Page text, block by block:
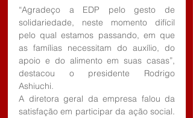
“Agradeço a EDP pelo gesto de
solidariedade, neste momento difícil
pelo qual estamos passando, em que
as famílias necessitam do auxílio, do
apoio e do alimento em suas casas”,
destacou o presidente Rodrigo
Ashiuchi.
A diretora geral da empresa falou da
satisfação em participar da ação social.